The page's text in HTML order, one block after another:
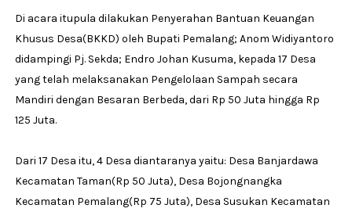
Di acara itupula dilakukan Penyerahan Bantuan Keuangan
Khusus Desa(BKKD) oleh Bupati Pemalang; Anom Widiyantoro
didampingi Pj. Sekda; Endro Johan Kusuma, kepada 17 Desa
yang telah melaksanakan Pengelolaan Sampah secara
Mandiri dengan Besaran Berbeda, dari Rp 50 Juta hingga Rp
125 Juta.
Dari 17 Desa itu, 4 Desa diantaranya yaitu: Desa Banjardawa
Kecamatan Taman(Rp 50 Juta), Desa Bojongnangka
Kecamatan Pemalang(Rp 75 Juta), Desa Susukan Kecamatan